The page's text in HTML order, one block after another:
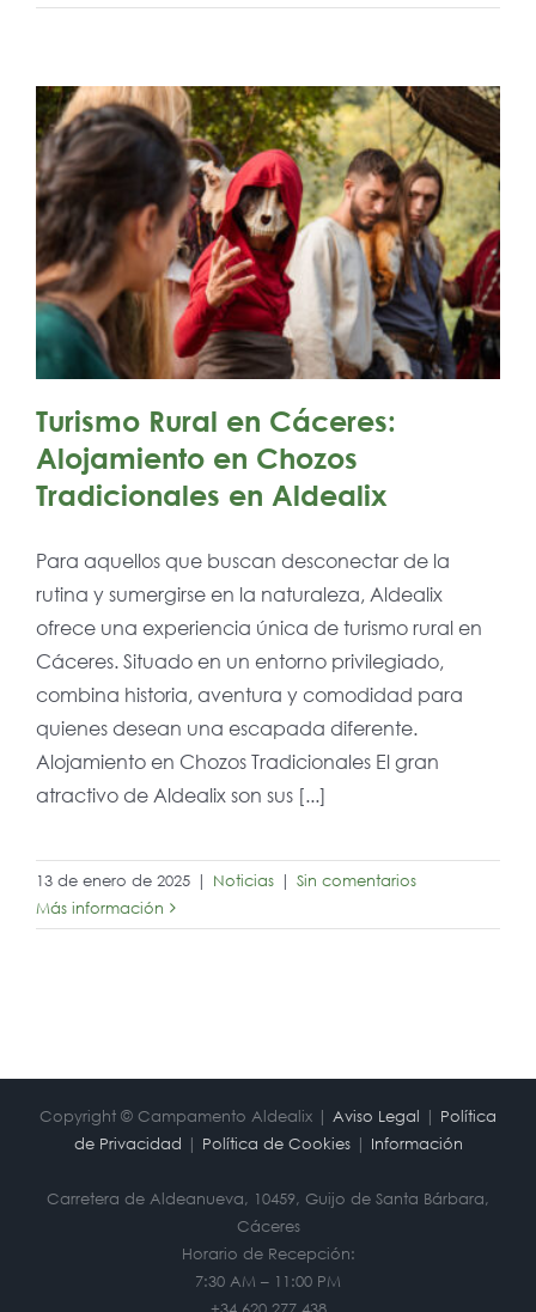
Turismo Rural en Cáceres:
Alojamiento en Chozos
Tradicionales en Aldealix
Para aquellos que buscan desconectar de la
rutina y sumergirse en la naturaleza, Aldealix
ofrece una experiencia única de turismo rural en
Cáceres. Situado en un entorno privilegiado,
combina historia, aventura y comodidad para
quienes desean una escapada diferente.
Alojamiento en Chozos Tradicionales El gran
atractivo de Aldealix son sus [...]
13 de enero de 2025 | Noticias | Sin comentarios
Más información
Copyright © Campamento Aldealix | Aviso Legal | Política
de Privacidad | Política de Cookies| Información
Carretera de Aldeanueva, 10459, Guijo de Santa Bárbara,
Cáceres
Horario de Recepción:
7:30 AM – 11:00 PM